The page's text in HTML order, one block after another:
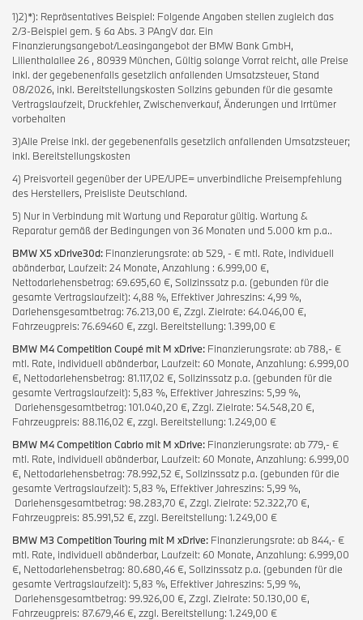
1)2)*): Repräsentatives Beispiel: Folgende Angaben stellen zugleich das
2/3-Beispiel gem. § 6a Abs. 3 PAngV dar. Ein
Finanzierungsangebot/Leasingangebot der BMW Bank GmbH,
Lilienthalallee 26 , 80939 München, Gültig solange Vorrat reicht, alle Preise
inkl. der gegebenenfalls gesetzlich anfallenden Umsatzsteuer, Stand
08/2026, inkl. Bereitstellungskosten Sollzins gebunden für die gesamte
Vertragslaufzeit, Druckfehler, Zwischenverkauf, Änderungen und Irrtümer
vorbehalten
3)Alle Preise inkl. der gegebenenfalls gesetzlich anfallenden Umsatzsteuer;
inkl. Bereitstellungskosten
4) Preisvorteil gegenüber der UPE/UPE= unverbindliche Preisempfehlung
des Herstellers, Preisliste Deutschland.
5) Nur in Verbindung mit Wartung und Reparatur gültig. Wartung &
Reparatur gemäß der Bedingungen von 36 Monaten und 5.000 km p.a..
BMW X5 xDrive30d: Finanzierungsrate: ab 529, - € mtl. Rate, individuell
abänderbar, Laufzeit: 24 Monate, Anzahlung : 6.999,00 €,
Nettodarlehensbetrag: 69.695,60 €, Sollzinssatz p.a. (gebunden für die
gesamte Vertragslaufzeit): 4,88 %, Effektiver Jahreszins: 4,99 %,
Darlehensgesamtbetrag: 76.213,00 €, Zzgl. Zielrate: 64.046,00 €,
Fahrzeugpreis: 76.69460 €, zzgl. Bereitstellung: 1.399,00 €
BMW M4 Competition Coupé mit M xDrive: Finanzierungsrate: ab 788,- €
mtl. Rate, individuell abänderbar, Laufzeit: 60 Monate, Anzahlung: 6.999,00
€, Nettodarlehensbetrag: 81.117,02 €, Sollzinssatz p.a. (gebunden für die
gesamte Vertragslaufzeit): 5,83 %, Effektiver Jahreszins: 5,99 %,
Darlehensgesamtbetrag: 101.040,20 €, Zzgl. Zielrate: 54.548,20 €,
Fahrzeugpreis: 88.116,02 €, zzgl. Bereitstellung: 1.249,00 €
BMW M4 Competition Cabrio mit M xDrive: Finanzierungsrate: ab 779,- €
mtl. Rate, individuell abänderbar, Laufzeit: 60 Monate, Anzahlung: 6.999,00
€, Nettodarlehensbetrag: 78.992,52 €, Sollzinssatz p.a. (gebunden für die
gesamte Vertragslaufzeit): 5,83 %, Effektiver Jahreszins: 5,99 %,
Darlehensgesamtbetrag: 98.283,70 €, Zzgl. Zielrate: 52.322,70 €,
Fahrzeugpreis: 85.991,52 €, zzgl. Bereitstellung: 1.249,00 €
BMW M3 Competition Touring mit M xDrive: Finanzierungsrate: ab 844,- €
mtl. Rate, individuell abänderbar, Laufzeit: 60 Monate, Anzahlung: 6.999,00
€, Nettodarlehensbetrag: 80.680,46 €, Sollzinssatz p.a. (gebunden für die
gesamte Vertragslaufzeit): 5,83 %, Effektiver Jahreszins: 5,99 %,
Darlehensgesamtbetrag: 99.926,00 €, Zzgl. Zielrate: 50.130,00 €,
Fahrzeugpreis: 87.679,46 €, zzgl. Bereitstellung: 1.249,00 €